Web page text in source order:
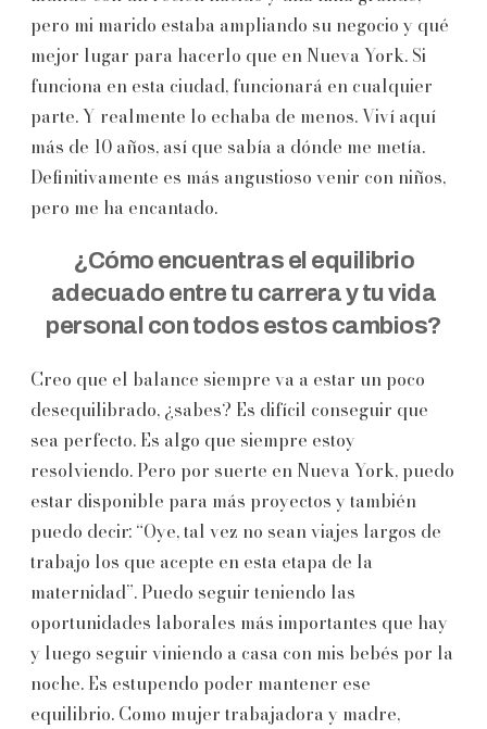
pero mi marido estaba ampliando su negocio y qué
mejor lugar para hacerlo que en Nueva York. Si
funciona en esta ciudad, funcionará en cualquier
parte. Y realmente lo echaba de menos. Viví aquí
más de 10 años, así que sabía a dónde me metía.
Definitivamente es más angustioso venir con niños,
pero me ha encantado.
¿Cómo encuentras el equilibrio
adecuado entre tu carrera y tu vida
personal con todos estos cambios?
Creo que el balance siempre va a estar un poco
desequilibrado, ¿sabes? Es difícil conseguir que
sea perfecto. Es algo que siempre estoy
resolviendo. Pero por suerte en Nueva York, puedo
estar disponible para más proyectos y también
puedo decir: “Oye, tal vez no sean viajes largos de
trabajo los que acepte en esta etapa de la
maternidad”. Puedo seguir teniendo las
oportunidades laborales más importantes que hay
y luego seguir viniendo a casa con mis bebés por la
noche. Es estupendo poder mantener ese
equilibrio. Como mujer trabajadora y madre,